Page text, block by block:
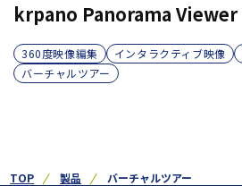
krpano Panorama Viewer
360度映像編集 インタラクティブ映像
バーチャルツアー
TOP 製品 バーチャルツアー